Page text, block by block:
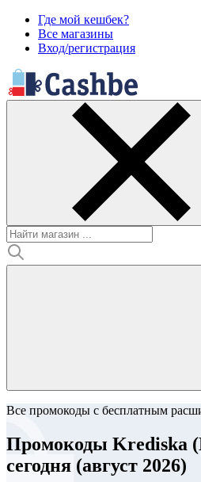
Где мой кешбек?
Все магазины
Вход/регистрация
Все промокоды с бесплатным
Промокоды Krediska
сегодня (август 2026)